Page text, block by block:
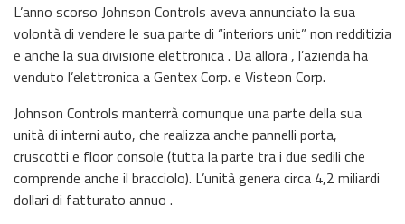
L’anno scorso Johnson Controls aveva annunciato la sua
volontà di vendere le sua parte di “interiors unit” non redditizia
e anche la sua divisione elettronica . Da allora , l’azienda ha
venduto l’elettronica a Gentex Corp. e Visteon Corp.
Johnson Controls manterrà comunque una parte della sua
unità di interni auto, che realizza anche pannelli porta,
cruscotti e floor console (tutta la parte tra i due sedili che
comprende anche il bracciolo). L’unità genera circa 4,2 miliardi
dollari di fatturato annuo .